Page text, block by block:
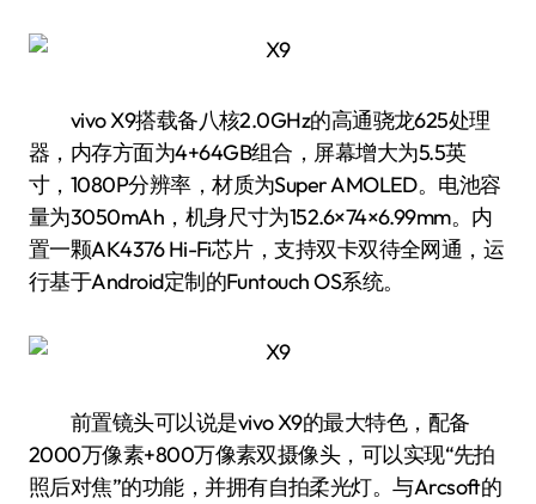
vivo X9搭载备八核2.0GHz的高通骁龙625处理
器，内存方面为4+64GB组合，屏幕增大为5.5英
寸，1080P分辨率，材质为Super AMOLED。电池容
量为3050mAh，机身尺寸为152.6×74×6.99mm。内
置一颗AK4376 Hi-Fi芯片，支持双卡双待全网通，运
行基于Android定制的Funtouch OS系统。
前置镜头可以说是vivo X9的最大特色，配备
2000万像素+800万像素双摄像头，可以实现“先拍
照后对焦”的功能，并拥有自拍柔光灯。与Arcsoft的